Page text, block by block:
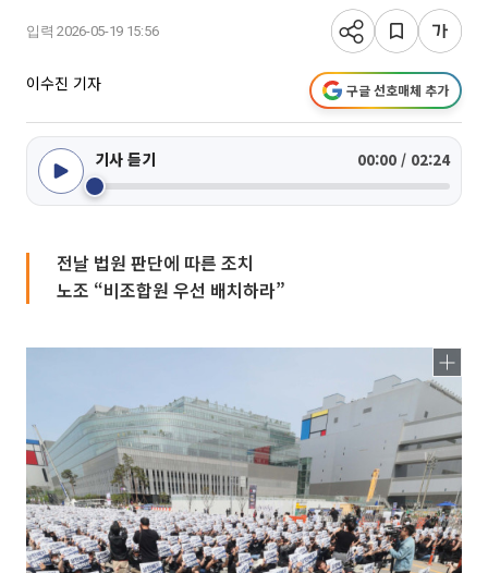
입력 2026-05-19 15:56
이수진 기자 구글 선호매체 추가
기사 듣기 00:00 / 02:24
전날 법원 판단에 따른 조치
노조 “비조합원 우선 배치하라”